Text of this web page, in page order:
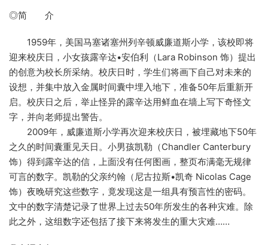
◎简 介
1959年，美国马塞诸塞州列辛顿威廉道斯小学，该校即将
迎来校庆日，小女孩露辛达•安伯利（Lara Robinson 饰）提出
的创意为校长所采纳。校庆日时，学生们将画下自己对未来的
设想，并集中放入金属时间囊中埋入地下，准备50年后重新开
启。校庆日之后，举止怪异的露辛达用鲜血在墙上写下奇怪文
字，并向老师提出警告。
2009年，威廉道斯小学再次迎来校庆日，被埋藏地下50年
之久的时间囊重见天日。小男孩凯勒（Chandler Canterbury
饰）得到露辛达的信，上面没有任何图画，整页布满毫无规律
可言的数字。凯勒的父亲约翰（尼古拉斯•凯奇 Nicolas Cage
饰）夜晚研究这些数字，竟发现这是一组具有预言性的密码。
文中的数字清楚记录了世界上过去50年所发生的各种灾难。除
此之外，这组数字还包括了接下来将发生的重大灾难……